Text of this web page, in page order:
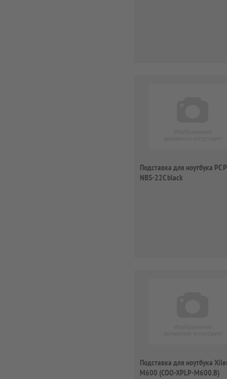
Подставка для ноутбука PC
NBS-22C black
Подставка для ноутбука
M600 (COO-XPLP-M600.B)